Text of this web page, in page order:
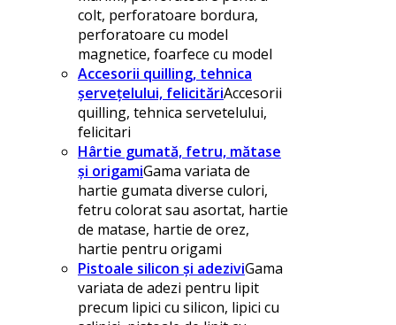
colt, perforatoare bordura,
perforatoare cu model
magnetice, foarfece cu model
Accesorii quilling, tehnica
șervețelului, felicităriAccesorii
quilling, tehnica servetelului,
felicitari
Hârtie gumată, fetru, mătase
și origamiGama variata de
hartie gumata diverse culori,
fetru colorat sau asortat, hartie
de matase, hartie de orez,
hartie pentru origami
Pistoale silicon și adeziviGama
variata de adezi pentru lipit
precum lipici cu silicon, lipici cu